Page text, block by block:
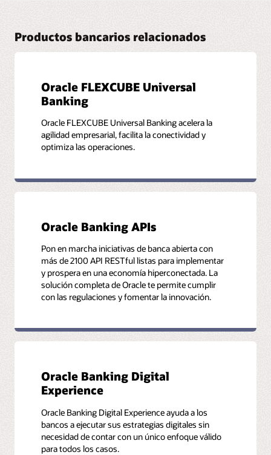
Productos bancarios relacionados
Oracle FLEXCUBE Universal
Banking
Oracle FLEXCUBE Universal Banking acelera la
agilidad empresarial, facilita la conectividad y
optimiza las operaciones.
Oracle Banking APIs
Pon en marcha iniciativas de banca abierta con
más de 2100 API RESTful listas para implementar
y prospera en una economía hiperconectada. La
solución completa de Oracle te permite cumplir
con las regulaciones y fomentar la innovación.
Oracle Banking Digital
Experience
Oracle Banking Digital Experience ayuda a los
bancos a ejecutar sus estrategias digitales sin
necesidad de contar con un único enfoque válido
para todos los casos.